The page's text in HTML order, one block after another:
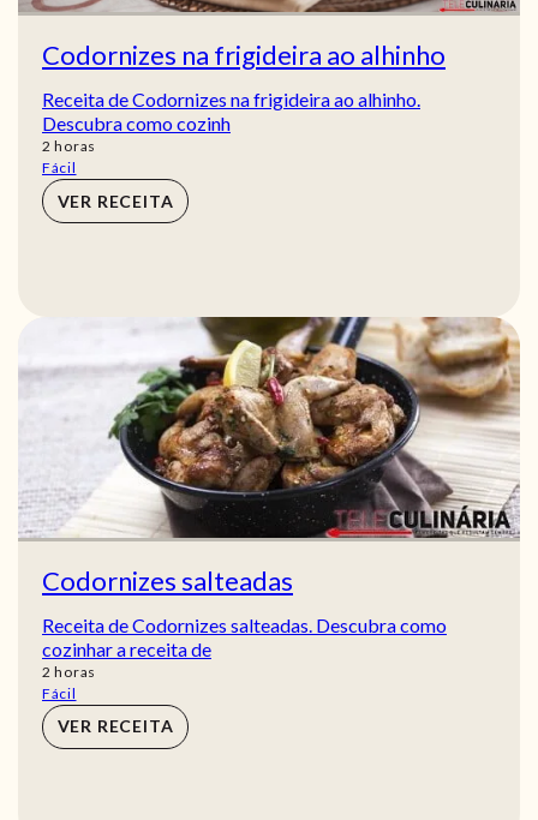
Codornizes na frigideira ao alhinho
Receita de Codornizes na frigideira ao alhinho.
Descubra como cozinh
2 horas
horas
Fácil
VER RECEITA
Codornizes salteadas
Receita de Codornizes salteadas. Descubra como
cozinhar a receita de
2 horas
horas
Fácil
VER RECEITA